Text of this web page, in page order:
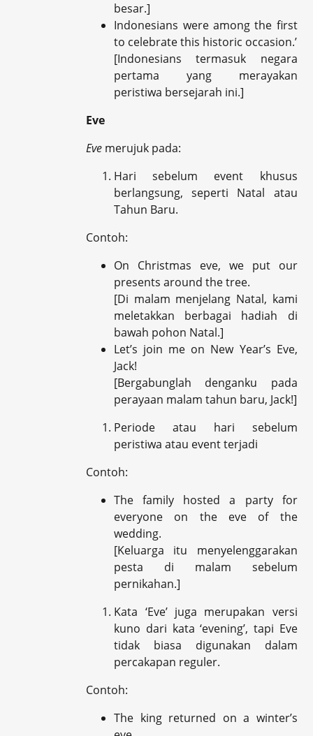
besar.]
Indonesians were among the first
to celebrate this historic occasion.’
[Indonesians termasuk negara
pertama yang merayakan
peristiwa bersejarah ini.]
Eve
Eve merujuk pada:
Hari sebelum event khusus
berlangsung, seperti Natal atau
Tahun Baru.
Contoh:
On Christmas eve, we put our
presents around the tree.
[Di malam menjelang Natal, kami
meletakkan berbagai hadiah di
bawah pohon Natal.]
Let’s join me on New Year’s Eve,
Jack!
[Bergabunglah denganku pada
perayaan malam tahun baru, Jack!]
Periode atau hari sebelum
peristiwa atau event terjadi
Contoh:
The family hosted a party for
everyone on the eve of the
wedding.
[Keluarga itu menyelenggarakan
pesta di malam sebelum
pernikahan.]
Kata ‘Eve’ juga merupakan versi
kuno dari kata ‘evening’, tapi Eve
tidak biasa digunakan dalam
percakapan reguler.
Contoh:
The king returned on a winter’s